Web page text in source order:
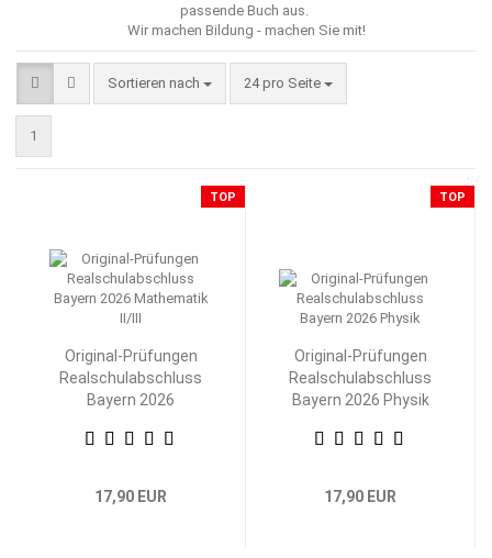
passende Buch aus.
Wir machen Bildung - machen Sie mit!
Sortieren nach
Sortieren nach 24 pro Seite
pro Seite
1
TOP
Original-Prüfungen
Realschulabschluss
Bayern 2026
17,90 EUR
TOP
Original-Prüfungen
Realschulabschluss
Bayern 2026 Physik
17,90 EUR